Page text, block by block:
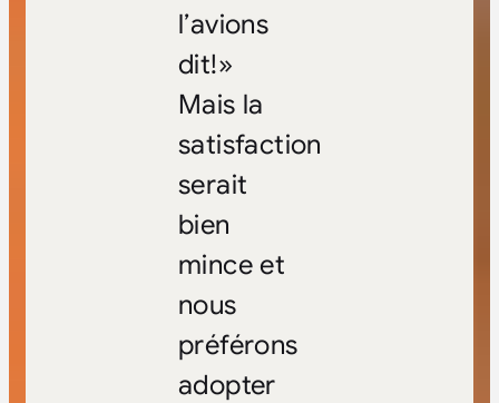
l’avions
dit!»
Mais la
satisfaction
serait
bien
mince et
nous
préférons
adopter